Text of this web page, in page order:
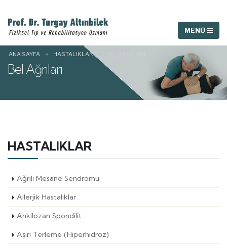
ANA SAYFA HASTALIKLAR
Bel Ağrıları
HASTALIKLAR
Ağrılı Mesane Sendromu
Allerjik Hastalıklar
Ankilozan Spondilit
Aşırı Terleme (Hiperhidroz)